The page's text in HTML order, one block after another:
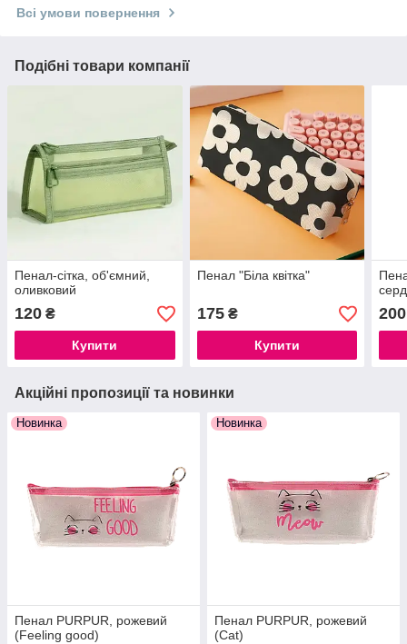
Всі умови повернення
Подібні товари компанії
Пенал-сітка, об'ємний,
оливковий
120 ₴
Купити
Пенал "Біла квітка"
175₴
Купити
200
Акційні пропозиції та новинки
Новинка
Пенал PURPUR, рожевий
(Feeling good)
Новинка
Пенал PURPUR, рожевий
(Cat)